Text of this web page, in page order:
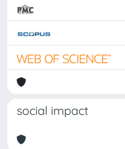
social impact